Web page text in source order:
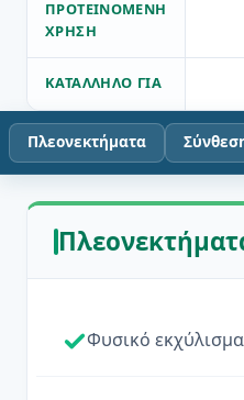
ΠΡΟΤΕΙΝΌΜΕΝΗ
ΧΡΉΣΗ
ΚΑΤΆΛΛΗΛΟ ΓΙΑ
Πλεονεκτήματα
Φυσικό